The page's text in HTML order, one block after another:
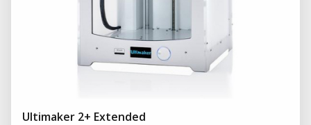
Ultimaker 2+ Extended